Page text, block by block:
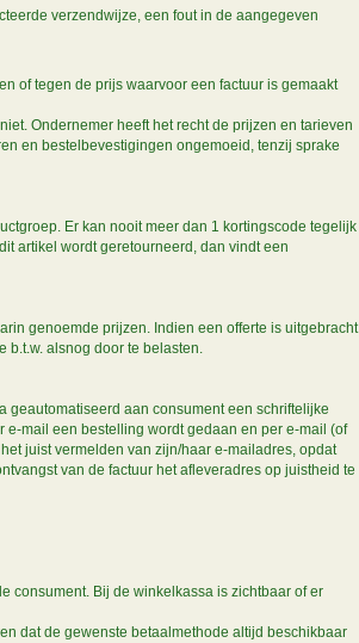
verzendwijze, een fout in de aangegeven
of tegen de prijs waarvoor een factuur is gemaakt
Ondernemer heeft het recht de prijzen en tarieven
en bestelbevestigingen ongemoeid, tenzij sprake
Er kan nooit meer dan 1 kortingscode tegelijk
artikel wordt geretourneerd, dan vindt een
genoemde prijzen. Indien een offerte is uitgebracht
b.t.w. alsnog door te belasten.
geautomatiseerd aan consument een schriftelijke
e-mail een bestelling wordt gedaan en per e-mail (of
juist vermelden van zijn/haar e-mailadres, opdat
van de factuur het afleveradres op juistheid te
consument. Bij de winkelkassa is zichtbaar of er
dat de gewenste betaalmethode altijd beschikbaar